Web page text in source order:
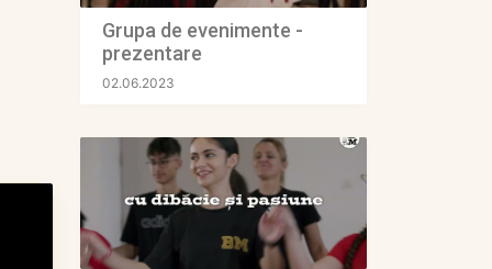
Grupa de evenimente -
prezentare
02.06.2023